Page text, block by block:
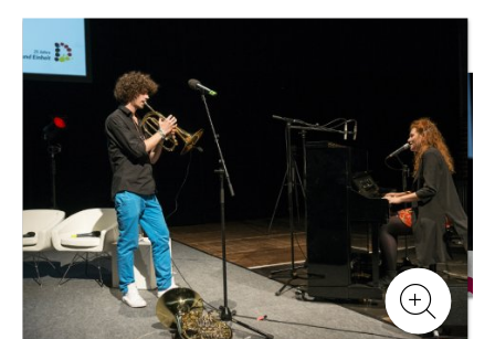
Inhaltskarussell
überspringen
Zur
Zur
Zur
Galerieansicht